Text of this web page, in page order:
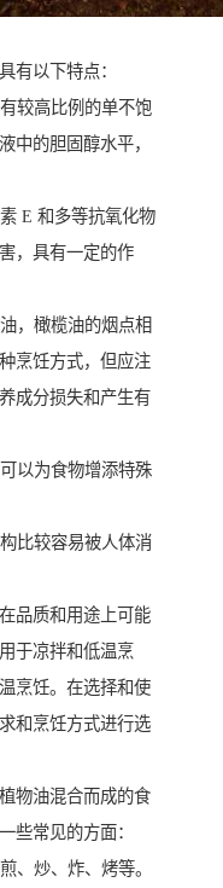
有以下特点：
较高比例的单不饱
中的胆固醇水平，
E 和多等抗氧化物
，具有一定的作
，橄榄油的烟点相
烹饪方式，但应注
成分损失和产生有
以为食物增添特殊
比较容易被人体消
品质和用途上可能
于凉拌和低温烹
烹饪。在选择和使
和烹饪方式进行选
物油混合而成的食
些常见的方面：
、炒、炸、烤等。